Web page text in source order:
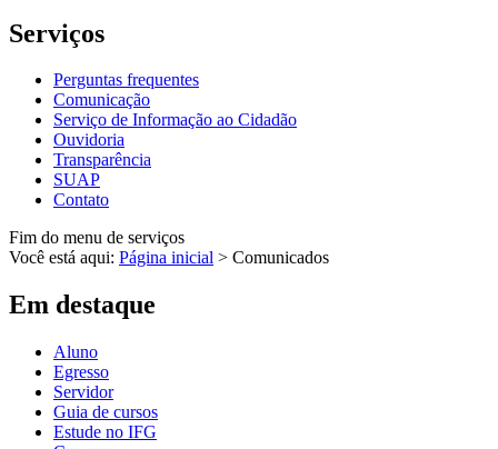
Serviços
Perguntas frequentes
Comunicação
Serviço de Informação ao Cidadão
Ouvidoria
Transparência
SUAP
Contato
Fim do menu de serviços
Você está aqui: Página inicial > Comunicados
Em destaque
Aluno
Egresso
Servidor
Guia de cursos
Estude no IFG